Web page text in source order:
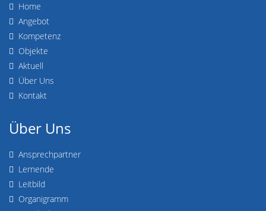
Home
Angebot
Kompetenz
Objekte
Aktuell
Über Uns
Kontakt
Über Uns
Ansprechpartner
Lernende
Leitbild
Organigramm